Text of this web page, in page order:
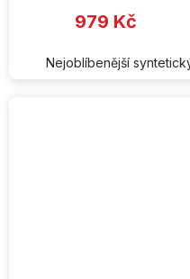
979 Kč
Nejoblíbenější